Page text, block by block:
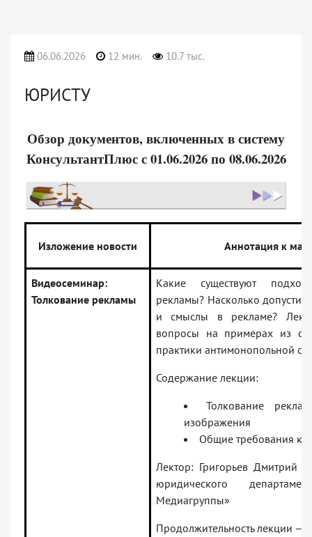
06.06.2026 12 мин. 10.7 тыс.
ЮРИСТУ
Обзор документов, включенных в систему
КонсультантПлюс с 01.06.2026 по 08.06.2026
Изложение новости Аннотация к
Видеосеминар:
Толкование рекламы
Какие существуют
рекламы? Насколько
и смыслы в рекламе?
вопросы на примерах из
практики антимонопольной
Содержание лекции:
Толкование
изображения
Общие требования к
Лектор: Григорьев Дмитрий
юридического
Медиагруппы»
Продолжительность лекции —